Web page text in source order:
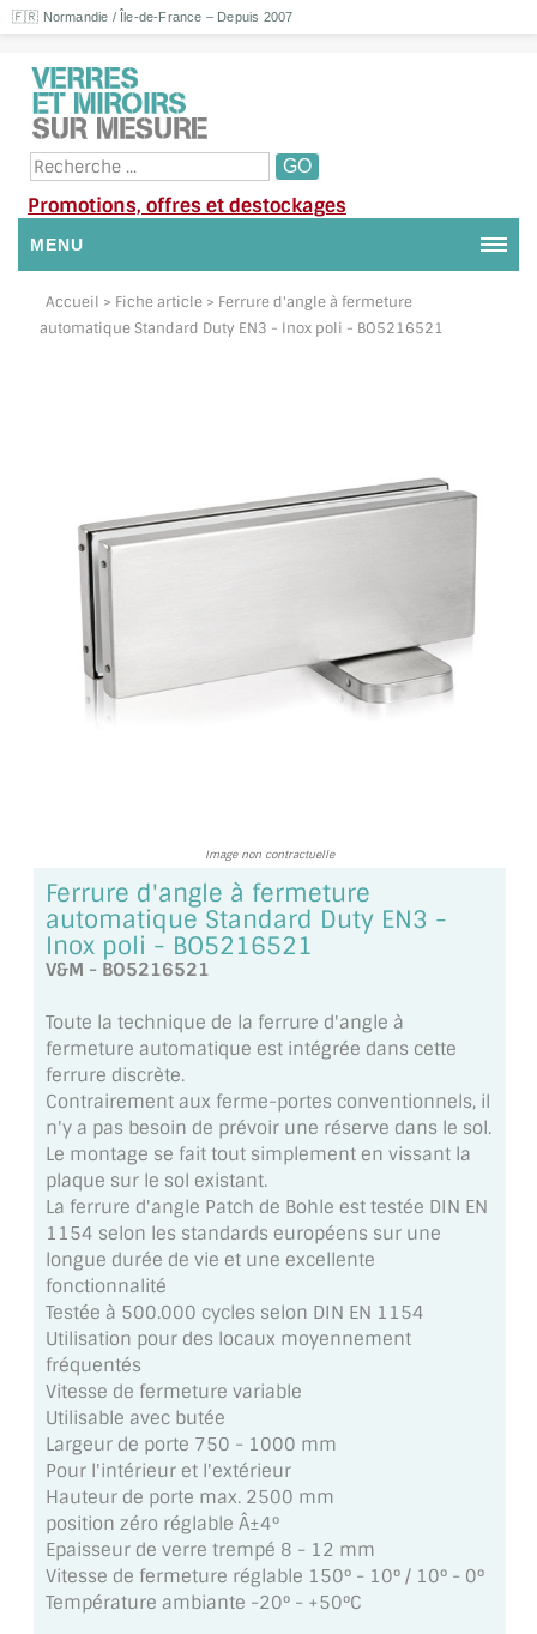
🇫🇷 Normandie / Île-de-France – Depuis 2007
Promotions, offres et destockages
MENU
NOUS CONTACTER
SUIVI DE COMMANDE
TOUS LES TARIFS AU M2
GUIDE : CHOIX PAR UTILISATION
INSPIRATIONS ET NOUVEAUTÉS
AMBIANCE LAITON BROSSÉ
MIROIR VIEILLI
MIROIR DÉCORATIF DE COULEUR
MIROIR POUR PORTE
MIROIR DE SALLE DE BAIN
MIROIR PAROI DE DOUCHE
MIROIR POUR SALLE DE SPORT
MIROIR POUR SALLE DE DANSE
MIROIR ENCADRÉ
MIROIR TV
VERRE SUR MESURE
VERRE EXTRACLAIR
VERRE TREMPÉ (SÉCURIT)
PAROI DE DOUCHE
VERRE FEUILLETÉ
Accueil > Fiche article > Ferrure d'angle à fermeture
automatique Standard Duty EN3 - Inox poli - BO5216521
Image non contractuelle
Ferrure d'angle à fermeture
automatique Standard Duty EN3 -
Inox poli - BO5216521
V&M - BO5216521
Toute la technique de la ferrure d'angle à
fermeture automatique est intégrée dans cette
ferrure discrète.
Contrairement aux ferme-portes conventionnels, il
n'y a pas besoin de prévoir une réserve dans le sol.
Le montage se fait tout simplement en vissant la
plaque sur le sol existant.
La ferrure d'angle Patch de Bohle est testée DIN EN
1154 selon les standards européens sur une
longue durée de vie et une excellente
fonctionnalité
Testée à 500.000 cycles selon DIN EN 1154
Utilisation pour des locaux moyennement
fréquentés
Vitesse de fermeture variable
Utilisable avec butée
Largeur de porte 750 - 1000 mm
Pour l'intérieur et l'extérieur
Hauteur de porte max. 2500 mm
position zéro réglable Â±4°
Epaisseur de verre trempé 8 - 12 mm
Vitesse de fermeture réglable 150° - 10° / 10° - 0°
Température ambiante -20° - +50°C